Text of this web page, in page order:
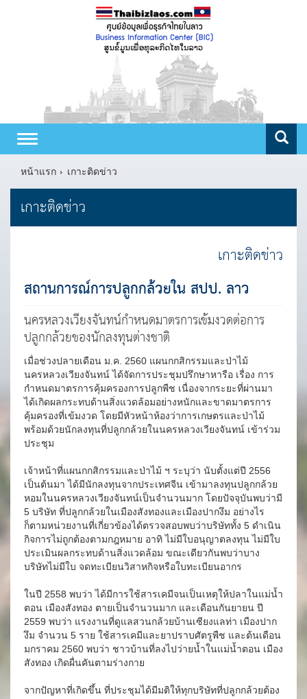
Toggle
navigation
หน้าแรก
เกาะติดข่าว
เกาะติดข่าว
เกาะติดข่าว
สถานการณ์การปลูกกล้วยใน สปป. ลาว
นครหลวงเวียงจันทน์กำหนดมาตรการเข้มงวดต่อการ
ปลูกกล้วยของนักลงทุนต่างชาติ
เมื่อช่วงปลายเดือน ม.ค. 2560 แผนกกสิกรรมและป่าไม้
นครหลวงเวียงจันทน์ ได้จัดการประชุมปรึกษาหารือ เรื่อง การ
กำหนดมาตรการคุ้มครองการปลูกพืช เนื่องจากระยะที่ผ่านมา
ได้เกิดผลกระทบด้านสิ่งแวดล้อมอย่างหนักและขาดมาตรการ
คุ้มครองที่เข้มงวด โดยมีหัวหน้าห้องว่าการเกษตรและป่าไม้
พร้อมด้วยนักลงทุนที่ปลูกกล้วยในนครหลวงเวียงจันทน์ เข้าร่วม
ประชุม
เจ้าหน้าที่แผนกกสิกรรมและป่าไม้ ฯ ระบุว่า นับตั้งแต่ปี 2556
เป็นต้นมา ได้มีนักลงทุนจากประเทศจีน เข้ามาลงทุนปลูกกล้วย
หอมในนครหลวงเวียงจันทน์เป็นจำนวนมาก โดยปัจจุบันพบว่ามี
5 บริษัท ที่ปลูกกล้วยในเมืองสังทองและเมืองปากงึม อย่างไร
ก็ตามหน่วยงานที่เกี่ยวข้องได้ตรวจสอบพบว่าบริษัททั้ง 5 ดำเนิน
กิจการไม่ถูกต้องตามกฎหมาย อาทิ ไม่มีใบอนุญาตลงทุน ไม่มีใบ
ประเมินผลกระทบด้านสิ่งแวดล้อม ขณะเดียวกันพบว่าบาง
บริษัทไม่มีใบ จดทะเบียนวิสาหกิจหรือใบทะเบียนอากร
ในปี 2558 พบว่า ได้มีการใช้สารเคมีจนเป็นเหตุให้ปลาในแม่น้ำ
ตอน เมืองสังทอง ตายเป็นจำนวนมาก และเดือนกันยายน ปี
2559 พบว่า แรงงานที่ดูแลสวนกล้วยบ้านเซียงแลท่า เมืองปาก
งึม จำนวน 5 ราย ใช้สารเคมีและยาปราบศัตรูพืช และต้นเดือน
มกราคม 2560 พบว่า ชาวบ้านที่ลงไปว่ายน้ำในแม่น้ำตอน เมือง
สังทอง เกิดผื่นคันตามร่างกาย
จากปัญหาที่เกิดขึ้น ที่ประชุมได้มีมติให้ทุกบริษัทที่ปลูกกล้วยต้อง